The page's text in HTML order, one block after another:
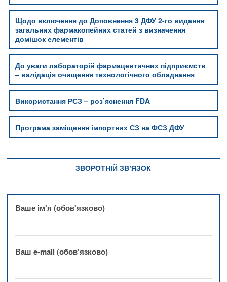
Щодо включення до Доповнення 3 ДФУ 2-го видання
загальних фармакопейних статей з визначення
домішок елементів
До уваги лабораторій фармацевтичних підприємств
– валідація очищення технологічного обладнання
Використання РСЗ – роз’яснення FDA
Програма заміщення імпортних СЗ на ФСЗ ДФУ
ЗВОРОТНІЙ ЗВ’ЯЗОК
Ваше ім'я (обов'язково)
Ваш e-mail (обов'язково)